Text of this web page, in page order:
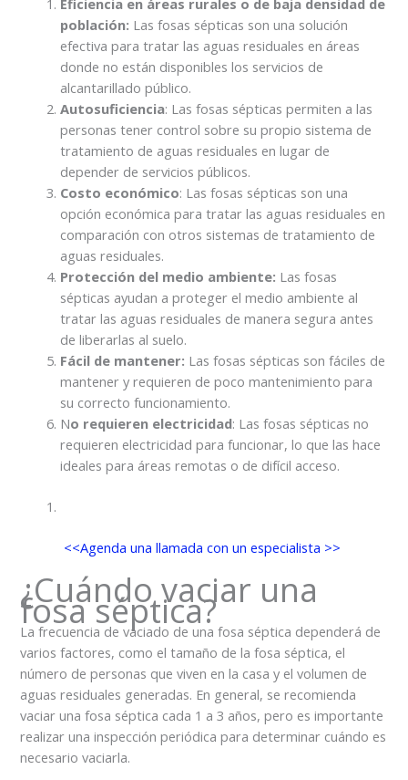
Eficiencia en áreas rurales o de baja densidad de
población: Las fosas sépticas son una solución
efectiva para tratar las aguas residuales en áreas
donde no están disponibles los servicios de
alcantarillado público.
Autosuficiencia: Las fosas sépticas permiten a las
personas tener control sobre su propio sistema de
tratamiento de aguas residuales en lugar de
depender de servicios públicos.
Costo económico: Las fosas sépticas son una
opción económica para tratar las aguas residuales en
comparación con otros sistemas de tratamiento de
aguas residuales.
Protección del medio ambiente: Las fosas
sépticas ayudan a proteger el medio ambiente al
tratar las aguas residuales de manera segura antes
de liberarlas al suelo.
Fácil de mantener: Las fosas sépticas son fáciles de
mantener y requieren de poco mantenimiento para
su correcto funcionamiento.
No requieren electricidad: Las fosas sépticas no
requieren electricidad para funcionar, lo que las hace
ideales para áreas remotas o de difícil acceso.
<<Agenda una llamada con un especialista >>
¿Cuándo vaciar una
fosa séptica?
La frecuencia de vaciado de una fosa séptica dependerá de
varios factores, como el tamaño de la fosa séptica, el
número de personas que viven en la casa y el volumen de
aguas residuales generadas. En general, se recomienda
vaciar una fosa séptica cada 1 a 3 años, pero es importante
realizar una inspección periódica para determinar cuándo es
necesario vaciarla.